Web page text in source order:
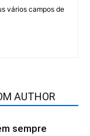
vários campos de
AUTHOR
sempre